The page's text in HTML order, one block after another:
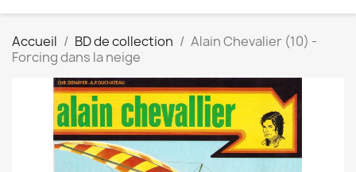
Accueil BD de collection
Alain Chevalier (10) -
Forcing dans la neige